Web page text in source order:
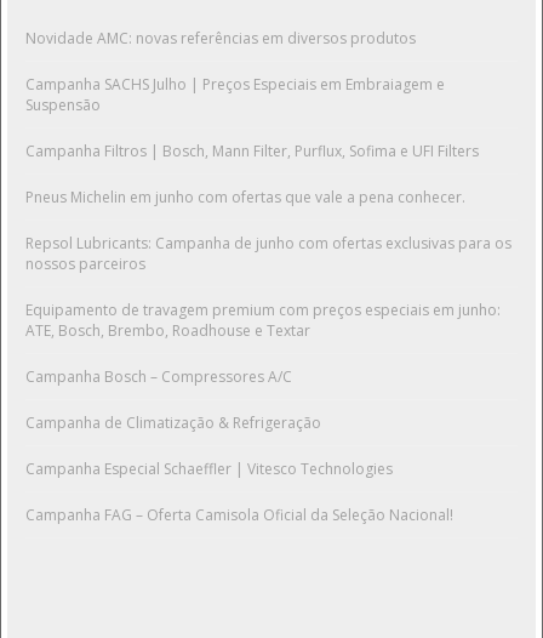
Novidade AMC: novas referências em diversos produtos
Campanha SACHS Julho | Preços Especiais em Embraiagem e
Suspensão
Campanha Filtros | Bosch, Mann Filter, Purflux, Sofima e UFI Filters
Pneus Michelin em junho com ofertas que vale a pena conhecer.
Repsol Lubricants: Campanha de junho com ofertas exclusivas para os
nossos parceiros
Equipamento de travagem premium com preços especiais em junho:
ATE, Bosch, Brembo, Roadhouse e Textar
Campanha Bosch – Compressores A/C
Campanha de Climatização & Refrigeração
Campanha Especial Schaeffler | Vitesco Technologies
Campanha FAG – Oferta Camisola Oficial da Seleção Nacional!